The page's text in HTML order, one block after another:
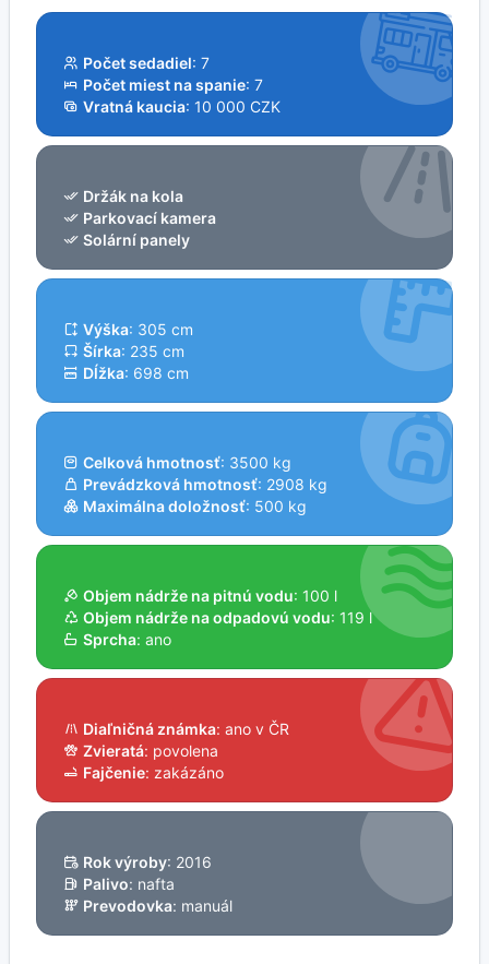
Počet sedadiel: 7
Počet miest na spanie: 7
Vratná kaucia: 10 000 CZK
Držák na kola
Parkovací kamera
Solární panely
Výška: 305 cm
Šírka: 235 cm
Dĺžka: 698 cm
Celková hmotnosť: 3500 kg
Prevádzková hmotnosť: 2908 kg
Maximálna doložnosť: 500 kg
Objem nádrže na pitnú vodu: 100 l
Objem nádrže na odpadovú vodu: 119 l
Sprcha: ano
Diaľničná známka: ano v ČR
Zvieratá: povolena
Fajčenie: zakázáno
Rok výroby: 2016
Palivo: nafta
Prevodovka: manuál